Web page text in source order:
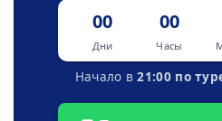
00
Дни
00
Часы
Начало в21:00 по